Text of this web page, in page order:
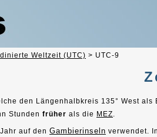
Weltzeit (UTC) > UTC-9
den Längenhalbkreis 135° West
Stunden früher als die MEZ
auf den Gambierinseln verwendet. In